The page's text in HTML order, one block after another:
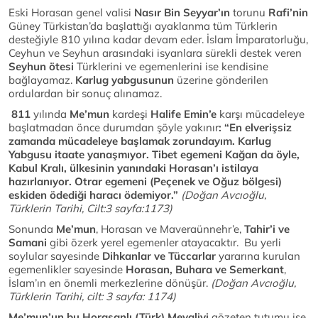
Eski Horasan genel valisi Nasır Bin Seyyar’ın torunu Rafi’nin
Güney Türkistan’da başlattığı ayaklanma tüm Türklerin
desteğiyle 810 yılına kadar devam eder. İslam İmparatorluğu,
Ceyhun ve Seyhun arasındaki isyanlara sürekli destek veren
Seyhun ötesi Türklerini ve egemenlerini ise kendisine
bağlayamaz. Karlug yabgusunun üzerine gönderilen
ordulardan bir sonuç alınamaz.
811 yılında Me’mun kardeşi Halife Emin’e karşı mücadeleye
başlatmadan önce durumdan şöyle yakınır: “En elverişsiz
zamanda mücadeleye başlamak zorundayım. Karlug
Yabgusu itaate yanaşmıyor. Tibet egemeni Kağan da öyle,
Kabul Kralı, ülkesinin yanındaki Horasan’ı istilaya
hazırlanıyor. Otrar egemeni (Peçenek ve Oğuz bölgesi)
eskiden ödediği haracı ödemiyor.” (Doğan Avcıoğlu,
Türklerin Tarihi, Cilt:3 sayfa:1173)
Sonunda Me’mun, Horasan ve Maveraünnehr’e, Tahir’i ve
Samani gibi özerk yerel egemenler atayacaktır. Bu yerli
soylular sayesinde Dihkanlar ve Tüccarlar yararına kurulan
egemenlikler sayesinde Horasan, Buhara ve Semerkant,
İslam’ın en önemli merkezlerine dönüşür. (Doğan Avcıoğlu,
Türklerin Tarihi, cilt: 3 sayfa: 1174)